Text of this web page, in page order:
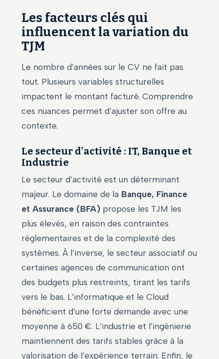
Les facteurs clés qui
influencent la variation du
TJM
Le nombre d’années sur le CV ne fait pas
tout. Plusieurs variables structurelles
impactent le montant facturé. Comprendre
ces nuances permet d’ajuster son offre au
contexte.
Le secteur d’activité : IT, Banque et
Industrie
Le secteur d’activité est un déterminant
majeur. Le domaine de la Banque, Finance
et Assurance (BFA) propose les TJM les
plus élevés, en raison des contraintes
réglementaires et de la complexité des
systèmes. À l’inverse, le secteur associatif ou
certaines agences de communication ont
des budgets plus restreints, tirant les tarifs
vers le bas. L’informatique et le Cloud
bénéficient d’une forte demande avec une
moyenne à 650 €. L’industrie et l’ingénierie
maintiennent des tarifs stables grâce à la
valorisation de l’expérience terrain. Enfin, le